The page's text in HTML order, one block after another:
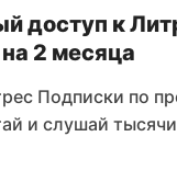
доступ к
2 месяца
Подписки по
и слушай